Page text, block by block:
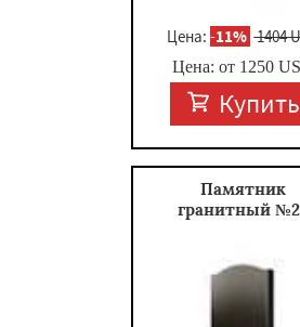
Цена:-11% 1404
Цена: от 1250
Купить
Памятник
гранитный